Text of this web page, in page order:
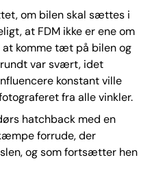
om bilen skal sættes i
at FDM ikke er ene om
komme tæt på bilen og
var svært, idet
konstant ville
fra alle vinkler.
hatchback med en
forrude, der
og som fortsætter hen